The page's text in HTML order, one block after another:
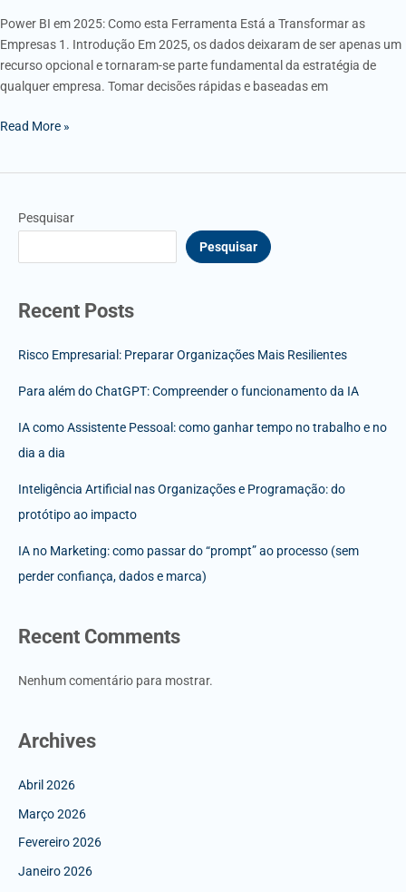
Power BI em 2025: Como esta Ferramenta Está a Transformar as
Empresas 1. Introdução Em 2025, os dados deixaram de ser apenas um
recurso opcional e tornaram-se parte fundamental da estratégia de
qualquer empresa. Tomar decisões rápidas e baseadas em
Read More »
Pesquisar
Pesquisar
Recent Posts
Risco Empresarial: Preparar Organizações Mais Resilientes
Para além do ChatGPT: Compreender o funcionamento da IA
IA como Assistente Pessoal: como ganhar tempo no trabalho e no
dia a dia
Inteligência Artificial nas Organizações e Programação: do
protótipo ao impacto
IA no Marketing: como passar do “prompt” ao processo (sem
perder confiança, dados e marca)
Recent Comments
Nenhum comentário para mostrar.
Archives
Abril 2026
Março 2026
Fevereiro 2026
Janeiro 2026